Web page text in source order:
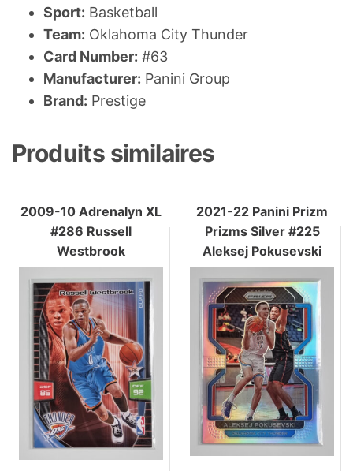
Sport: Basketball
Team: Oklahoma City Thunder
Card Number: #63
Manufacturer: Panini Group
Brand: Prestige
Produits similaires
2009-10 Adrenalyn XL
#286 Russell
Westbrook
2021-22 Panini Prizm
Prizms Silver #225
Aleksej Pokusevski